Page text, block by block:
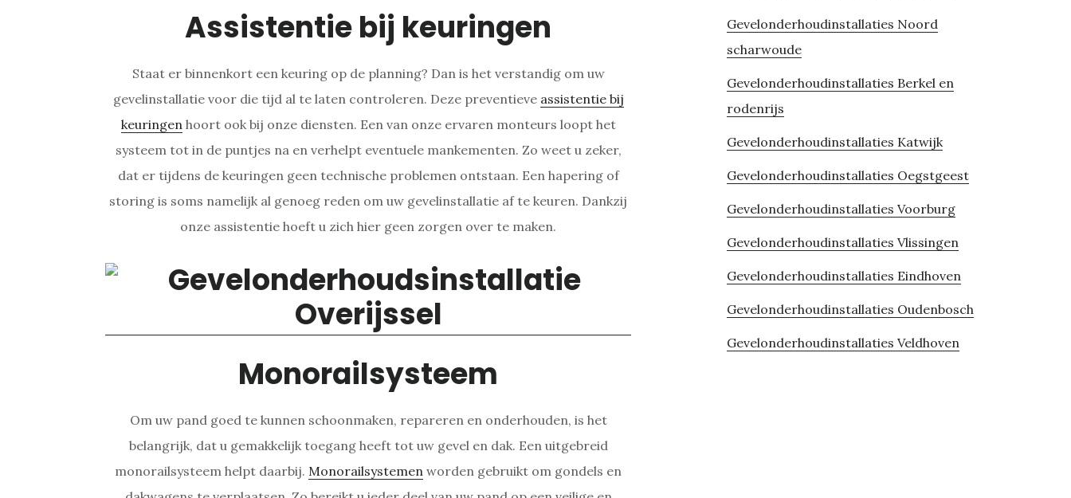
Assistentie bij keuringen
Staat er binnenkort een keuring op de planning? Dan is het verstandig om uw
gevelinstallatie voor die tijd al te laten controleren. Deze preventieve assistentie bij
keuringenhoort ook bij onze diensten. Een van onze ervaren monteurs loopt het
systeem tot in de puntjes na en verhelpt eventuele mankementen. Zo weet u zeker,
dat er tijdens de keuringen geen technische problemen ontstaan. Een hapering of
storing is soms namelijk al genoeg reden om uw gevelinstallatie af te keuren. Dankzij
onze assistentie hoeft u zich hier geen zorgen over te maken.
Monorailsysteem
Om uw pand goed te kunnen schoonmaken, repareren en onderhouden, is het
belangrijk, dat u gemakkelijk toegang heeft tot uw gevel en dak. Een uitgebreid
monorailsysteem helpt daarbij. Monorailsystemen worden gebruikt om gondels en
Gevelonderhoudinstallaties Noord
scharwoude
Gevelonderhoudinstallaties Berkel en
rodenrijs
Gevelonderhoudinstallaties Katwijk
Gevelonderhoudinstallaties Oegstgeest
Gevelonderhoudinstallaties Voorburg
Gevelonderhoudinstallaties Vlissingen
Gevelonderhoudinstallaties Eindhoven
Gevelonderhoudinstallaties Oudenbosch
Gevelonderhoudinstallaties Veldhoven